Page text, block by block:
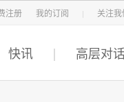
注册 我的订阅 关注我
东西 芯东西
快讯 高层对